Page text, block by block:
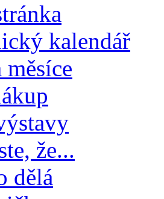
kalendář
že...
dělá